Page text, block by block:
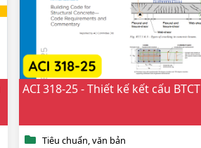
ACI 318-25 - Thiết kế kết cấu BTCT
Tiêu chuẩn, văn bản